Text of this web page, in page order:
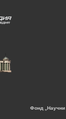
Фонд „Научни